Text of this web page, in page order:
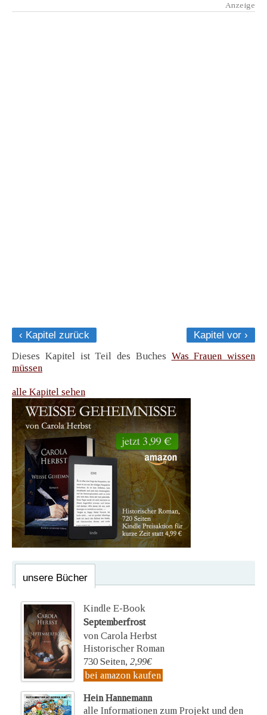
‹ Kapitel zurück
Kapitel vor ›
Dieses Kapitel ist Teil des Buches Was Frauen wissen
müssen
alle Kapitel sehen
unsere Bücher
Kindle E-Book
Septemberfrost
von Carola Herbst
Historischer Roman
730 Seiten, 2,99€
bei amazon kaufen
Hein Hannemann
alle Informationen zum Projekt und den